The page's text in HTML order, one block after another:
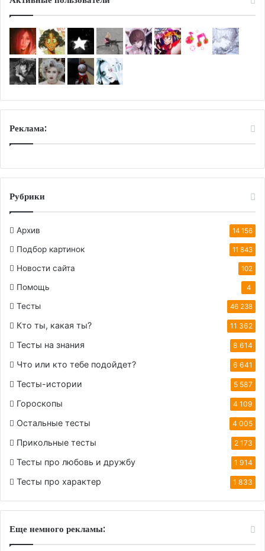
Реклама:
Рубрики
Архив 14 156
Подбор картинок 11 843
Новости сайта 102
Помощь 4
Тесты 46 238
Кто ты, какая ты? 11 362
Тесты на знания 8 614
Что или кто тебе подойдет? 6 641
Тесты-истории 5 587
Гороскопы 4 109
Остальные тесты 4 005
Прикольные тесты 2 173
Тесты про любовь и дружбу 1 914
Тесты про характер 1 833
Еще немного рекламы: